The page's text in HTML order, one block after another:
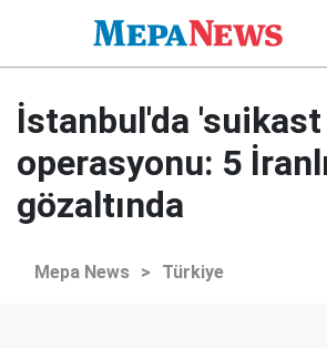
İstanbul'da
operasyonu: 5
gözaltında
Mepa News > Türkiye